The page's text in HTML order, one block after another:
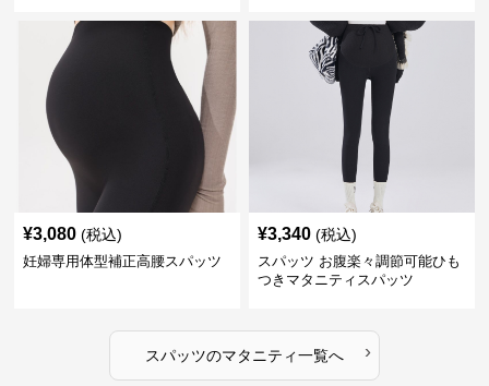
¥3,080 (税込)
妊婦専用体型補正高腰スパッツ
¥3,340 (税込)
スパッツ お腹楽々調節可能ひも
つきマタニティスパッツ
スパッツのマタニティ一覧へ ›